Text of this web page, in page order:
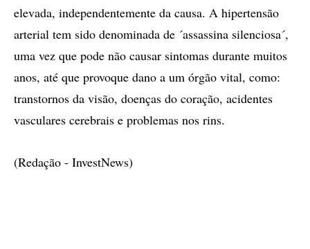
elevada, independentemente da causa. A hipertensão
arterial tem sido denominada de ´assassina silenciosa´,
uma vez que pode não causar sintomas durante muitos
anos, até que provoque dano a um órgão vital, como:
transtornos da visão, doenças do coração, acidentes
vasculares cerebrais e problemas nos rins.
(Redação - InvestNews)